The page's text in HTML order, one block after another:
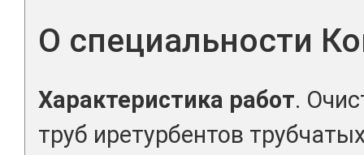
О специальности
Характеристика работ.
труб иретурбентов